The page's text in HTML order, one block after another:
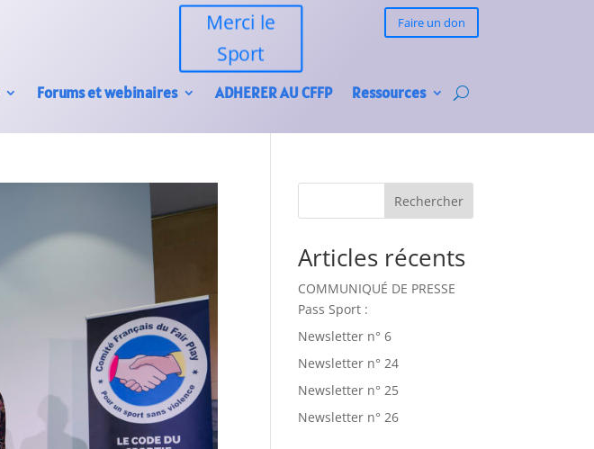
Merci le
Sport
Faire un don
Forums et webinaires ADHERER AU CFFP Ressources
Rechercher
Articles récents
COMMUNIQUÉ DE PRESSE
Pass Sport :
Newsletter n° 6
Newsletter n° 24
Newsletter n° 25
Newsletter n° 26